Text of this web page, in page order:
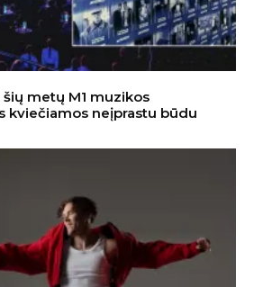
metų M1 muzikos
kviečiamos neįprastu būdu